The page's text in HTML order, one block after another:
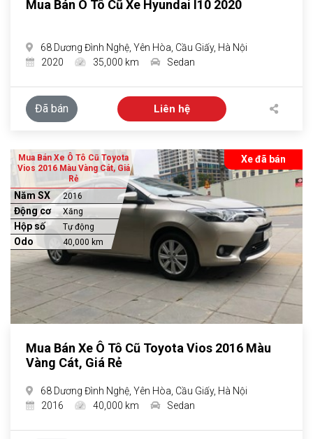
Mua Bán Ô Tô Cũ Xe Hyundai I10 2020
68 Dương Đình Nghệ, Yên Hòa, Cầu Giấy, Hà Nội
2020
35,000 km Sedan
Đã bán Liên hệ
Xe đã bán
Mua Bán Xe Ô Tô Cũ Toyota
Vios 2016 Màu Vàng Cát, Giá
Rẻ
Năm SX 2016
Động cơ Xăng
Hộp số Tự động
Odo 40,000 km
Mua Bán Xe Ô Tô Cũ Toyota Vios 2016 Màu
Vàng Cát, Giá Rẻ
68 Dương Đình Nghệ, Yên Hòa, Cầu Giấy, Hà Nội
2016
40,000 km Sedan